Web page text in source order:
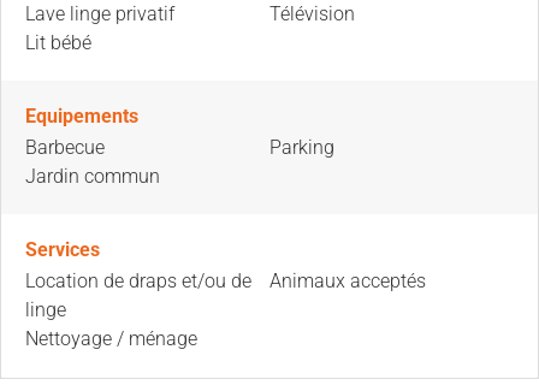
Lave linge privatif
Lit bébé
Télévision
Equipements
Barbecue
Jardin commun
Parking
Services
Location de draps et/ou de
linge
Nettoyage / ménage
Animaux acceptés